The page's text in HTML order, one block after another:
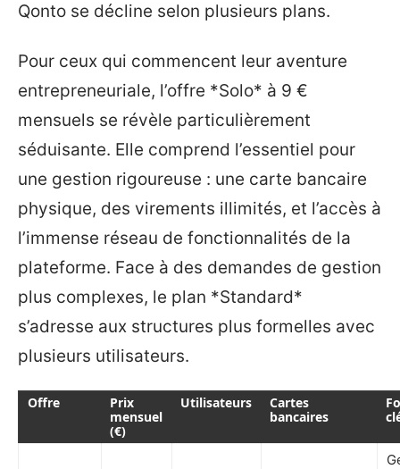
Qonto se décline selon plusieurs plans.
Pour ceux qui commencent leur aventure
entrepreneuriale, l’offre *Solo* à 9 €
mensuels se révèle particulièrement
séduisante. Elle comprend l’essentiel pour
une gestion rigoureuse : une carte bancaire
physique, des virements illimités, et l’accès à
l’immense réseau de fonctionnalités de la
plateforme. Face à des demandes de gestion
plus complexes, le plan *Standard*
s’adresse aux structures plus formelles avec
plusieurs utilisateurs.
Offre
Prix
mensuel
(€)
Utilisateurs
Cartes
bancaires